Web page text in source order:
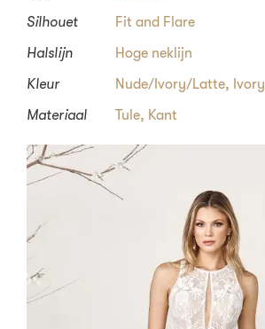
Silhouet
Fit and Flare
Halslijn
Hoge neklijn
Kleur
Nude/Ivory/Latte,
Materiaal
Tule, Kant